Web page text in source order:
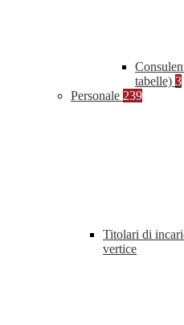
tabelle) 3
Personale 239
Titolari di
vertice